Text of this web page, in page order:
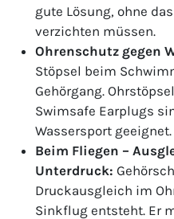
gute Lösung, ohne
verzichten müssen.
Ohrenschutz gegen
Stöpsel beim
Gehörgang.
Swimsafe Earplugs
Wassersport geeignet.
Beim Fliegen –
Unterdruck:
Druckausgleich im
Sinkflug entsteht. Er